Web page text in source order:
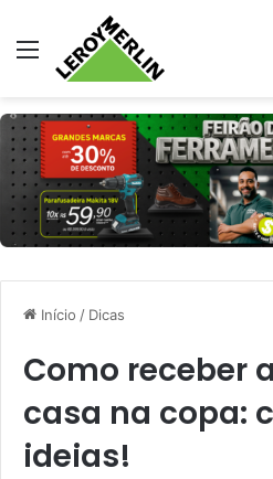
Menu
Início / Dicas
Como receber
casa na copa:
ideias!